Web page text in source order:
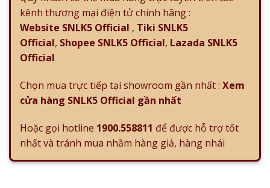
kênh thương mại điện tử chính hãng :
Website SNLK5 Official , Tiki SNLK5
Official, Shopee SNLK5 Official, Lazada SNLK5
Official
Chọn mua trực tiếp tại showroom gần nhất : Xem
cửa hàng SNLK5 Official gần nhất
Hoặc gọi hotline 1900.558811 để được hỗ trợ tốt
nhất và tránh mua nhầm hàng giả, hàng nhái